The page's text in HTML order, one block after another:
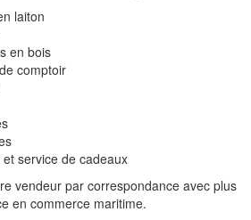
laiton
en bois
comptoir
service de cadeaux
vendeur par correspondance avec plus
en commerce maritime.